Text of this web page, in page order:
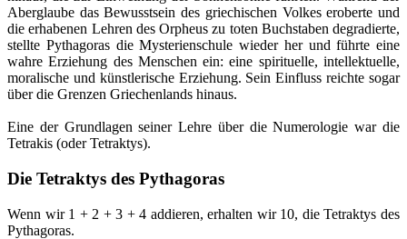
Aberglaube das Bewusstsein des griechischen Volkes eroberte und
die erhabenen Lehren des Orpheus zu toten Buchstaben degradierte,
stellte Pythagoras die Mysterienschule wieder her und führte eine
wahre Erziehung des Menschen ein: eine spirituelle, intellektuelle,
moralische und künstlerische Erziehung. Sein Einfluss reichte sogar
über die Grenzen Griechenlands hinaus.
Eine der Grundlagen seiner Lehre über die Numerologie war die
Tetrakis (oder Tetraktys).
Die Tetraktys des Pythagoras
Wenn wir 1 + 2 + 3 + 4 addieren, erhalten wir 10, die Tetraktys des
Pythagoras.